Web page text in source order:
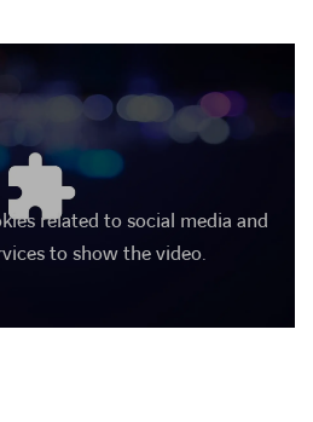
related to social media and
to show the video.